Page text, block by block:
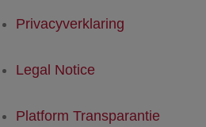
Privacyverklaring
Legal Notice
Platform Transparantie